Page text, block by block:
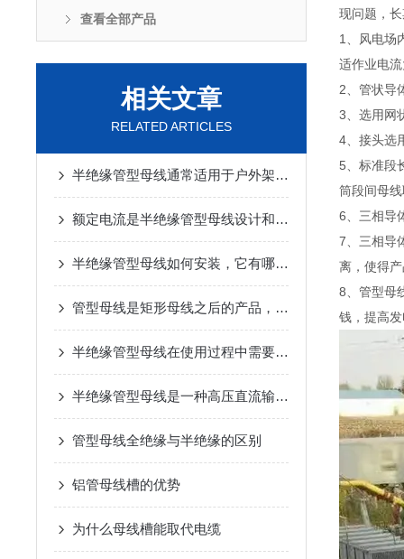
查看全部产品
相关文章
RELATED ARTICLES
半绝缘管型母线通常适用于户外架空进线等场合
额定电流是半绝缘管型母线设计和选型的关键因素之一
半绝缘管型母线如何安装，它有哪些优势
管型母线是矩形母线之后的产品，它应用广泛优势明显
半绝缘管型母线在使用过程中需要采取一定的保护措施
半绝缘管型母线是一种高压直流输电系统中广泛应用的电气设备
管型母线全绝缘与半绝缘的区别
铝管母线槽的优势
为什么母线槽能取代电缆
现问题，
1、风电场
适作业电
2、管状导
3、选用网
4、接头选
5、标准段
筒段间母
6、三相导
7、三相导
离，使得
8、管型母
钱，提高